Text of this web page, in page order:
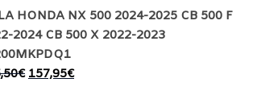
HONDA NX 500 2024-2025 CB 500 F
2024 CB 500 X 2022-2023
€ 157,95€